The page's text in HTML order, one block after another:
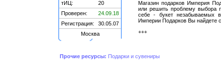
тИЦ:
20
Проверен:
24.09.18
Регистрация:
30.05.07
Москва
Магазин подарков Империя
или решить проблему выбора
себе - букет незабываемых
Империи Подарков Вы найдете
+++
Прочие ресурсы: Подарки и сувениры